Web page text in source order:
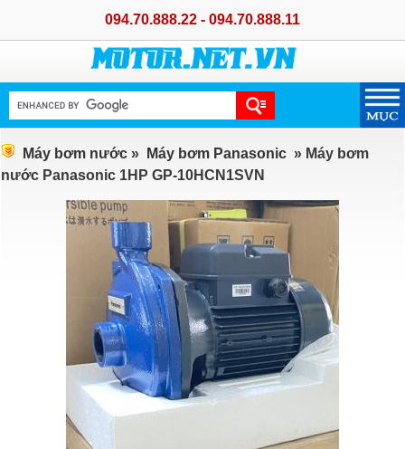
094.70.888.22 - 094.70.888.11
Máy bơm nước » Máy bơm Panasonic » Máy bơm
nước Panasonic 1HP GP-10HCN1SVN